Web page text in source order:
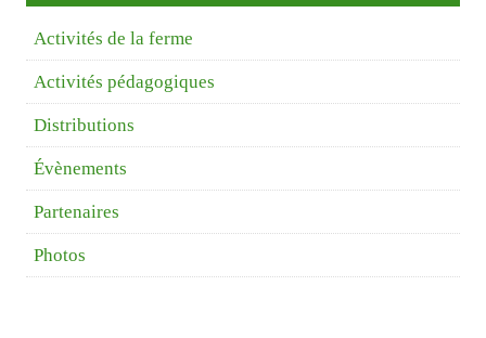
Activités de la ferme
Activités pédagogiques
Distributions
Évènements
Partenaires
Photos